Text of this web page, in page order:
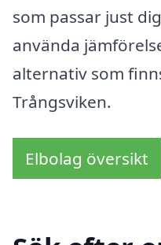
som passar just
använda
alternativ som
Trångsviken.
Elbolag översikt